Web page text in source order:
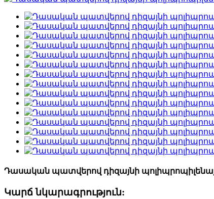
Դասական պատվերով դիզայնի
Կարճ նկարագրություն: